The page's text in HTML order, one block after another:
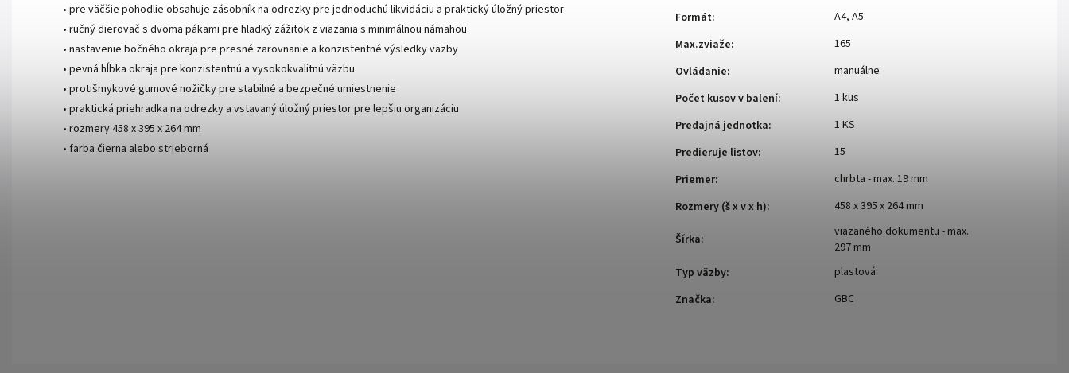
• pre väčšie pohodlie obsahuje zásobník na odrezky pre jednoduchú likvidáciu a praktický úložný priestor
• ručný dierovač s dvoma pákami pre hladký zážitok z viazania s minimálnou námahou
• nastavenie bočného okraja pre presné zarovnanie a konzistentné výsledky väzby
• pevná hĺbka okraja pre konzistentnú a vysokokvalitnú väzbu
• protišmykové gumové nožičky pre stabilné a bezpečné umiestnenie
• praktická priehradka na odrezky a vstavaný úložný priestor pre lepšiu organizáciu
• rozmery 458 x 395 x 264 mm
• farba čierna alebo strieborná
Formát:
A4, A5
Max.zviaže:
165
Ovládanie:
manuálne
Počet kusov v balení:
1 kus
Predajná jednotka:
1 KS
Predieruje listov:
15
Priemer:
chrbta - max. 19 mm
Rozmery (š x v x h): 458 x 395 x 264 mm
Šírka:
viazaného dokumentu - max.
297 mm
Typ väzby:
plastová
Značka: GBC